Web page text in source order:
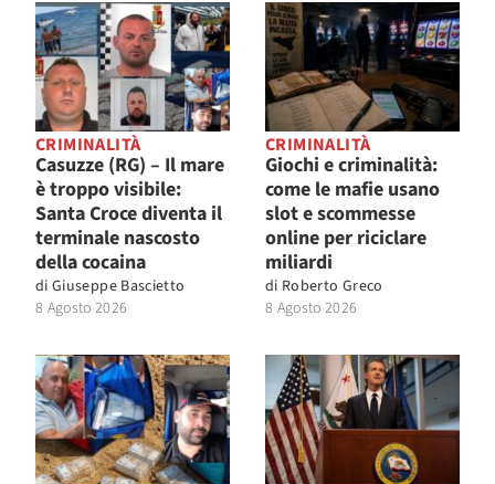
CRIMINALITÀ
Casuzze (RG) – Il mare
è troppo visibile:
Santa Croce diventa il
terminale nascosto
della cocaina
di Giuseppe Bascietto
8 Agosto 2026
CRIMINALITÀ
Giochi e criminalità:
come le mafie usano
slot e scommesse
online per riciclare
miliardi
di Roberto Greco
8 Agosto 2026